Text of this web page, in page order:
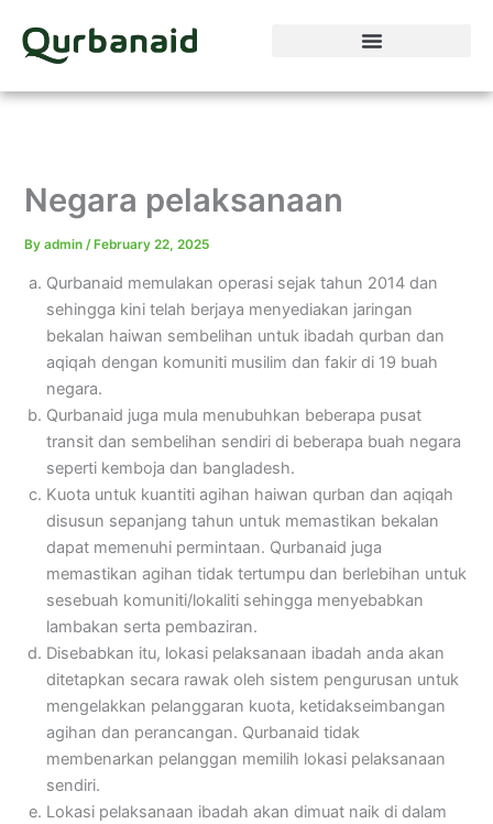
content
Negara pelaksanaan
Byadmin /February 22, 2025
Qurbanaid memulakan operasi sejak tahun 2014 dan
sehingga kini telah berjaya menyediakan jaringan
bekalan haiwan sembelihan untuk ibadah qurban dan
aqiqah dengan komuniti musilim dan fakir di 19 buah
negara.
Qurbanaid juga mula menubuhkan beberapa pusat
transit dan sembelihan sendiri di beberapa buah negara
seperti kemboja dan bangladesh.
Kuota untuk kuantiti agihan haiwan qurban dan aqiqah
disusun sepanjang tahun untuk memastikan bekalan
dapat memenuhi permintaan. Qurbanaid juga
memastikan agihan tidak tertumpu dan berlebihan untuk
sesebuah komuniti/lokaliti sehingga menyebabkan
lambakan serta pembaziran.
Disebabkan itu, lokasi pelaksanaan ibadah anda akan
ditetapkan secara rawak oleh sistem pengurusan untuk
mengelakkan pelanggaran kuota, ketidakseimbangan
agihan dan perancangan. Qurbanaid tidak
membenarkan pelanggan memilih lokasi pelaksanaan
sendiri.
Lokasi pelaksanaan ibadah akan dimuat naik di dalam